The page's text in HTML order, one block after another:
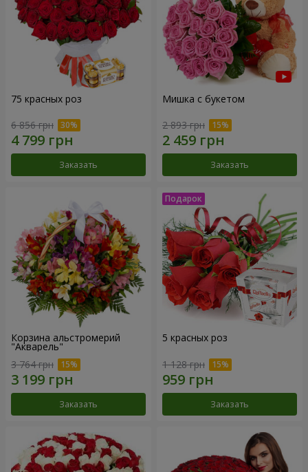
75 красных роз
6 856 грн
Заказать
Мишка с букетом
2 893 грн
Заказать
Корзина альстромерий
"Акварель"
3 764 грн
Заказать
5 красных роз
1 128 грн
Заказать